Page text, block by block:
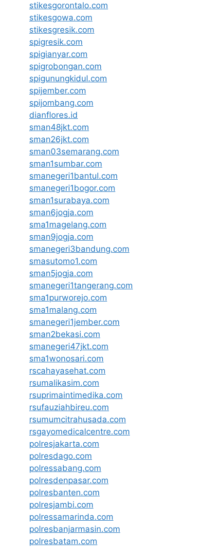
stikesgorontalo.com
stikesgowa.com
stikesgresik.com
spigresik.com
spigianyar.com
spigrobongan.com
spigunungkidul.com
spijember.com
spijombang.com
dianflores.id
sman48jkt.com
sman26jkt.com
sman03semarang.com
sman1sumbar.com
smanegeri1bantul.com
smanegeri1bogor.com
sman1surabaya.com
sman6jogja.com
sma1magelang.com
sman9jogja.com
smanegeri3bandung.com
smasutomo1.com
sman5jogja.com
smanegeri1tangerang.com
sma1purworejo.com
sma1malang.com
smanegeri1jember.com
sman2bekasi.com
smanegeri47jkt.com
sma1wonosari.com
rscahayasehat.com
rsumalikasim.com
rsuprimaintimedika.com
rsufauziahbireu.com
rsumumcitrahusada.com
rsgayomedicalcentre.com
polresjakarta.com
polresdago.com
polressabang.com
polresdenpasar.com
polresbanten.com
polresjambi.com
polressamarinda.com
polresbanjarmasin.com
polresbatam.com